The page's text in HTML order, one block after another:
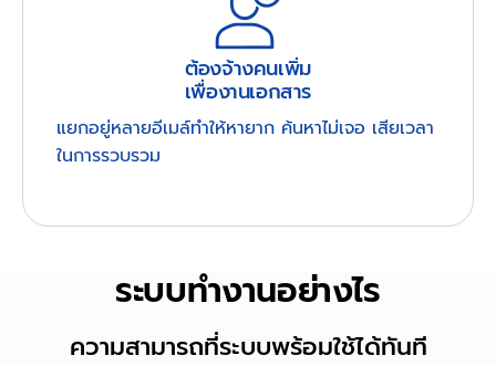
ต้องจ้างคนเพิ่ม
เพื่องานเอกสาร
แยกอยู่หลายอีเมล์ทำให้หายาก ค้นหาไม่เจอ เสียเวลา
ในการรวบรวม
ระบบทำงานอย่างไร
ความสามารถที่ระบบพร้อมใช้ได้ทันที